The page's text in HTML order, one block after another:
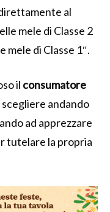
al
mele di Classe 2
mele di Classe 1″.
il consumatore
scegliere andando
ad apprezzare
tutelare la propria